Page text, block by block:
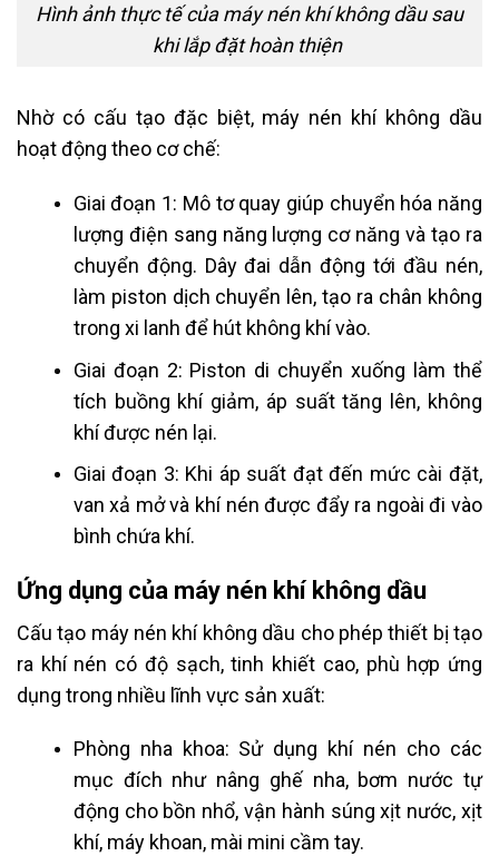
Hình ảnh thực tế của máy nén khí không dầu sau
khi lắp đặt hoàn thiện
Nhờ có cấu tạo đặc biệt, máy nén khí không dầu
hoạt động theo cơ chế:
Giai đoạn 1: Mô tơ quay giúp chuyển hóa năng
lượng điện sang năng lượng cơ năng và tạo ra
chuyển động. Dây đai dẫn động tới đầu nén,
làm piston dịch chuyển lên, tạo ra chân không
trong xi lanh để hút không khí vào.
Giai đoạn 2: Piston di chuyển xuống làm thể
tích buồng khí giảm, áp suất tăng lên, không
khí được nén lại.
Giai đoạn 3: Khi áp suất đạt đến mức cài đặt,
van xả mở và khí nén được đẩy ra ngoài đi vào
bình chứa khí.
Ứng dụng của máy nén khí không dầu
Cấu tạo máy nén khí không dầu cho phép thiết bị tạo
ra khí nén có độ sạch, tinh khiết cao, phù hợp ứng
dụng trong nhiều lĩnh vực sản xuất:
Phòng nha khoa: Sử dụng khí nén cho các
mục đích như nâng ghế nha, bơm nước tự
động cho bồn nhổ, vận hành súng xịt nước, xịt
khí, máy khoan, mài mini cầm tay.